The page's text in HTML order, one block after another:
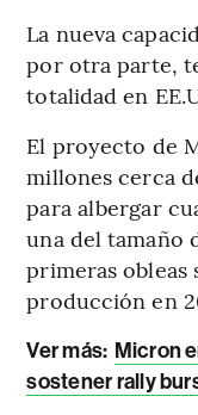
La nueva
por otra parte,
totalidad en
El proyecto de
millones cerca
para albergar
una del tamaño
primeras obleas
producción en
Ver más: Micron
sostener rally